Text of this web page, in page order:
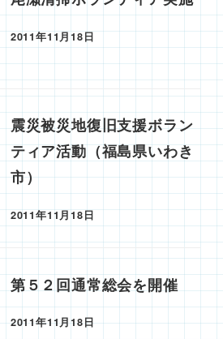
投稿日
2011年11月18日
震災被災地復旧支援ボラン
ティア活動（福島県いわき
市）
投稿日
2011年11月18日
第５２回通常総会を開催
投稿日
2011年11月18日